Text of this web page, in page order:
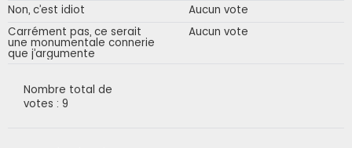
Non, c’est idiot
Aucun vote
Carrément pas, ce serait
une monumentale connerie
que j’argumente
Aucun vote
Nombre total de
votes : 9